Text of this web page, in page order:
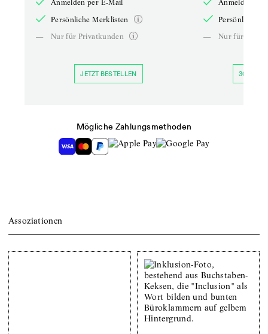
Anmelden per E-Mail
Persönliche Merklisten
—
Nur für Privatkunden
JETZT BESTELLEN
Anmelden
Persönliche
—
Nur für
30 TAGE
Mögliche Zahlungsmethoden
Assoziationen